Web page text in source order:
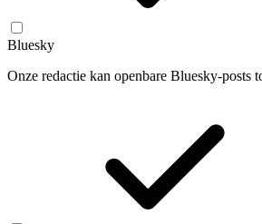
Bluesky
Onze redactie kan openbare Bluesky-posts